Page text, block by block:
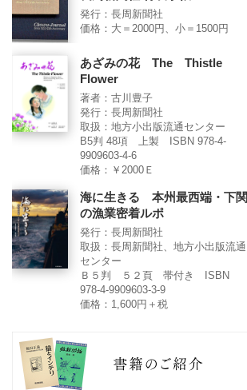
発行：長周新聞社
価格：大＝2000円、小＝1500円
あざみの花 The Thistle
Flower
著者：古川豊子
発行：長周新聞社
取扱：地方小出版流通センター
B5判 48項 上製 ISBN 978-4-
9909603-4-6
価格：￥2000Ｅ
海に生きる 本州最西端・下関
の漁業密着ルポ
発行：長周新聞社
取扱：長周新聞社、地方小出版流通
センター
Ｂ５判 ５２頁 帯付き ISBN
978-4-9909603-3-9
価格：1,600円＋税